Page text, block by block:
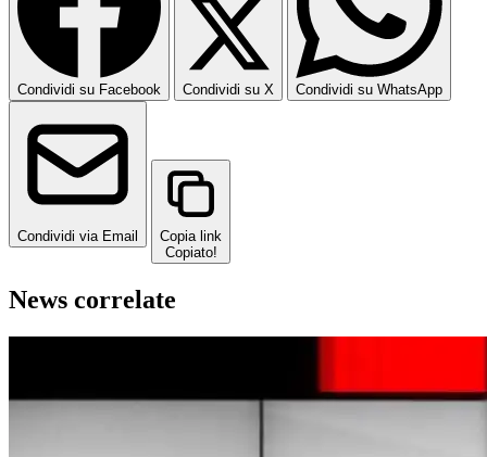
Condividi su Facebook Condividi su X Condividi su WhatsApp
Condividi via Email
Copia link
Copiato!
News correlate